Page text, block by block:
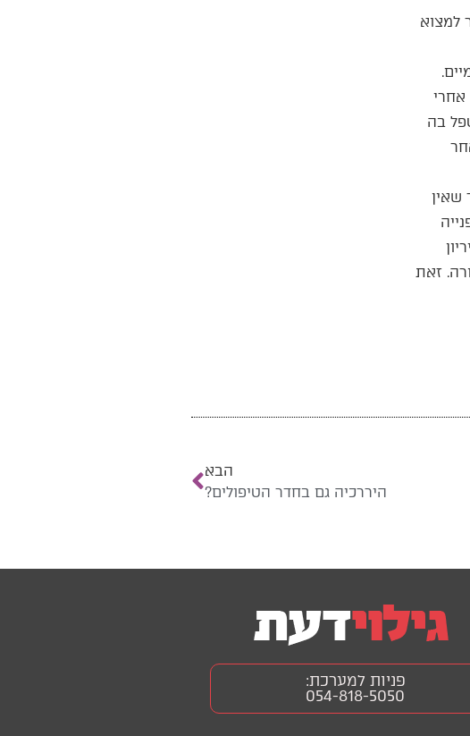
למצוא
אחרי
בה
שאין
זאת
הבא
היררכיה גם בחדר הטיפולים?
פניות למערכת:
054-818-5050